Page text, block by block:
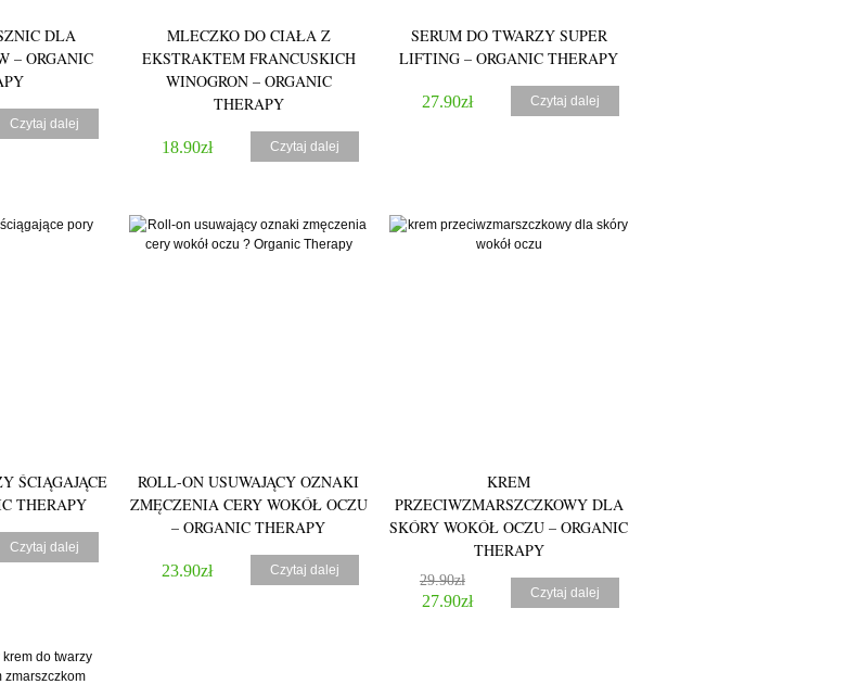
DLA
– ORGANIC
Czytaj dalej
MLECZKO DO CIAŁA Z
EKSTRAKTEM FRANCUSKICH
WINOGRON – ORGANIC
THERAPY
18.90zł Czytaj dalej
SERUM DO TWARZY SUPER
LIFTING – ORGANIC THERAPY
27.90zł Czytaj dalej
ŚCIĄGAJĄCE
THERAPY
Czytaj dalej
ROLL-ON USUWAJĄCY OZNAKI
ZMĘCZENIA CERY WOKÓŁ OCZU
– ORGANIC THERAPY
23.90zł Czytaj dalej
KREM
PRZECIWZMARSZCZKOWY DLA
SKÓRY WOKÓŁ OCZU – ORGANIC
THERAPY
29.90zł
27.90zł Czytaj dalej